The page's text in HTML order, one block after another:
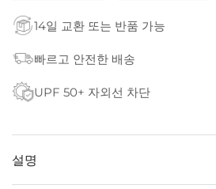
14일 교환 또는 반품 가능
빠르고 안전한 배송
UPF 50+ 자외선 차단
설명